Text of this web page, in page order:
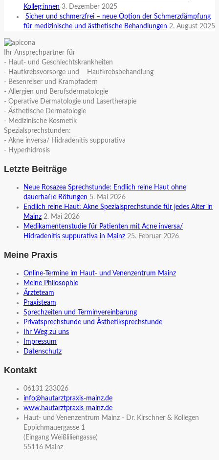
Kolleg:innen 3. Dezember 2025
Sicher und schmerzfrei – neue Option der Schmerzdämpfung
für medizinische und ästhetische Behandlungen 2. August 2025
Ihr Ansprechpartner für
- Haut- und Geschlechtskrankheiten
- Hautkrebsvorsorge und Hautkrebsbehandlung
- Besenreiser und Krampfadern
- Allergien und Berufsdermatologie
- Operative Dermatologie und Lasertherapie
- Ästhetische Dermatologie
- Medizinische Kosmetik
Spezialsprechstunden:
- Akne inversa/ Hidradenitis suppurativa
- Hyperhidrosis
Letzte Beiträge
Neue Rosazea Sprechstunde: Endlich reine Haut ohne
dauerhafte Rötungen 5. Mai 2026
Endlich reine Haut: Akne Spezialsprechstunde für jedes Alter in
Mainz 2. Mai 2026
Medikamentenstudie für Patienten mit Acne inversa/
Hidradenitis suppurativa in Mainz 25. Februar 2026
Meine Praxis
Online-Termine im Haut- und Venenzentrum Mainz
Meine Philosophie
Ärzteteam
Praxisteam
Sprechzeiten und Terminvereinbarung
Privatsprechstunde und Ästhetiksprechstunde
Ihr Weg zu uns
Impressum
Datenschutz
Kontakt
06131 233026
info@hautarztpraxis-mainz.de
www.hautarztpraxis-mainz.de
Haut- und Venenzentrum Mainz - Dr. Kirschner & Kollegen
Eppichmauergasse 1
(Eingang Weißliliengasse)
55116 Mainz